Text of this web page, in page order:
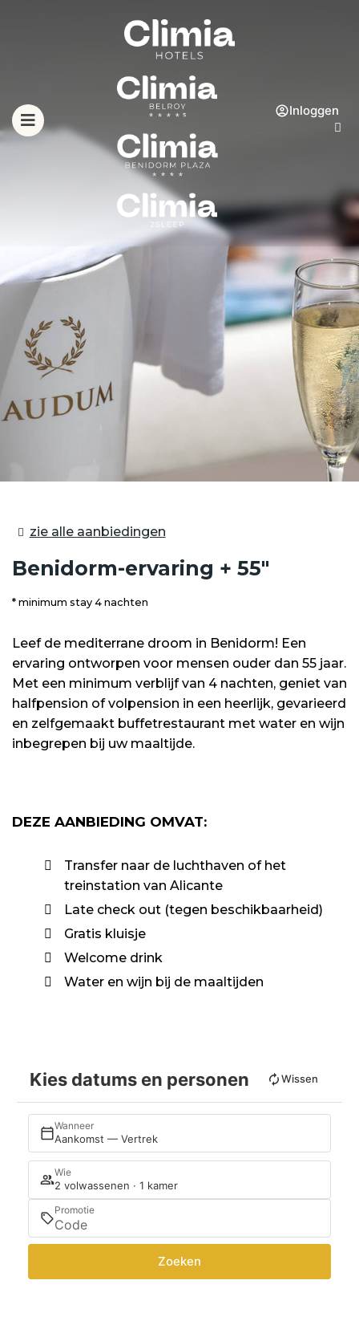
Inloggen
zie alle aanbiedingen
Benidorm-ervaring + 55"
minimum stay 4 nachten
Leef de mediterrane droom in Benidorm! Een
ervaring ontworpen voor mensen ouder dan 55 jaar.
Met een minimum verblijf van 4 nachten, geniet van
halfpension of volpension in een heerlijk, gevarieerd
en zelfgemaakt buffetrestaurant met water en wijn
inbegrepen bij uw maaltijde.
DEZE AANBIEDING OMVAT:
Transfer naar de luchthaven of het
treinstation van Alicante
Late check out (tegen beschikbaarheid)
Gratis kluisje
Welcome drink
Water en wijn bij de maaltijden
Kies datums en personen Wissen
Wanneer
Aankomst — Vertrek
Wie
2 volwassenen · 1 kamer
Promotie
Zoeken